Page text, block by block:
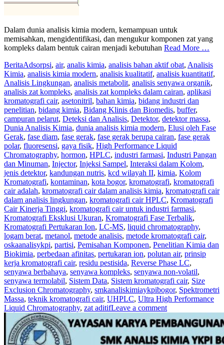
Dalam dunia analisis kimia modern, kemampuan untuk
memisahkan, mengidentifikasi, dan mengukur komponen zat yang
kompleks dalam bentuk cairan menjadi kebutuhan Read More …
BeritaAdsorpsi, air, analis kimia, analisis bahan aktif obat, Analisis
Kimia, analisis kimia modern, analisis kualitatif, analisis kuantitatif,
Analisis Lingkungan, analisis metabolit, analisis senyawa organik,
analisis zat kompleks, analisis zat kompleks dalam cairan, aplikasi
kromatografi cair, asetonitril, bahan kimia, bidang industri dan
penelitian, bidang kimia, Bidang Klinis dan Biomedis, buffer,
campuran pelarut, Deteksi dan Analisis, Detektor, detektor massa,
Dunia Analisis Kimia, dunia analisis kimia modern, Elusi oleh Fase
Gerak, fase diam, fase gerak, fase gerak berupa cairan, fase gerak
polar, fluoresensi, gaya fisik, High Performance Liquid
Chromatography, hormon, HPLC, industri farmasi, Industri Pangan
dan Minuman, Injector, Injeksi Sampel, Interaksi dalam Kolom,
jenis detektor, kandungan nutris, kcd wilayah II, kimia, Kolom
Kromatografi, kontaminan, kota bogor, kromatografi, kromatografi
cair adalah, kromatografi cair dalam analisis kimia, kromatografi cair
dalam analisis lingkungan, kromatografi cair HPLC, Kromatografi
Cair Kinerja Tinggi, kromatografi cair untuk industri farmasi,
Kromatografi Eksklusi Ukuran, Kromatografi Fase Terbalik,
Kromatografi Pertukaran Ion, LC-MS, liquid chromatography,
logam berat, metanol, metode analisis, metode kromatografi cair,
oskaanalisykpi, partisi, Pemisahan Komponen, Penelitian Kimia dan
Biokimia, perbedaan afinitas, pertukaran ion, polutan air, prinsip
kerja kromatografi cair, residu pestisida, Reverse Phase LC,
senyawa berbahaya, senyawa kompleks, senyawa non-volatil,
senyawa termolabil, Sistem Data, Sistem kromatografi cair, Size
Exclusion Chromatography, smkanaliskimiaykpibogor, Spektrometri
Massa, teknik kromatografi cair, UHPLC, Ultra High Performance
Liquid Chromatography, zat aditifLeave a comment